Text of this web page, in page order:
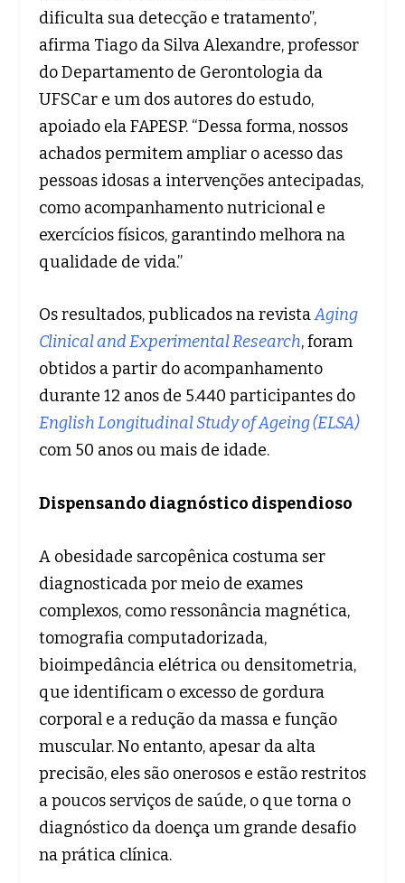
dificulta sua detecção e tratamento”,
afirma Tiago da Silva Alexandre, professor
do Departamento de Gerontologia da
UFSCar e um dos autores do estudo,
apoiado ela FAPESP. “Dessa forma, nossos
achados permitem ampliar o acesso das
pessoas idosas a intervenções antecipadas,
como acompanhamento nutricional e
exercícios físicos, garantindo melhora na
qualidade de vida.”
Os resultados, publicados na revistaAging
Clinical and Experimental Research, foram
obtidos a partir do acompanhamento
durante 12 anos de 5.440 participantes do
English Longitudinal Study of Ageing (ELSA)
com 50 anos ou mais de idade.
Dispensando diagnóstico dispendioso
A obesidade sarcopênica costuma ser
diagnosticada por meio de exames
complexos, como ressonância magnética,
tomografia computadorizada,
bioimpedância elétrica ou densitometria,
que identificam o excesso de gordura
corporal e a redução da massa e função
muscular. No entanto, apesar da alta
precisão, eles são onerosos e estão restritos
a poucos serviços de saúde, o que torna o
diagnóstico da doença um grande desafio
na prática clínica.